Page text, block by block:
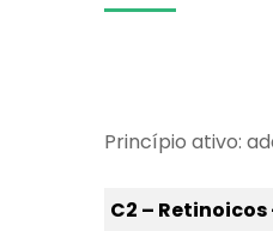
Princípio ativo:
C2 –